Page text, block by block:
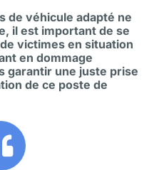
de véhicule adapté ne
il est important de se
victimes en situation
en dommage
garantir une juste prise
de ce poste de